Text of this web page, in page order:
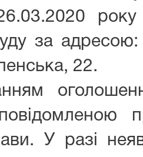
26.03.2020
за
22.
У разі